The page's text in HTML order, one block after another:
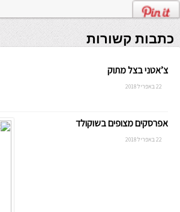
כתבות קשורות
צ’אטני בצל מתוק
22 באפריל 2018
אפרסקים מצופים בשוקולד
22 באפריל 2018